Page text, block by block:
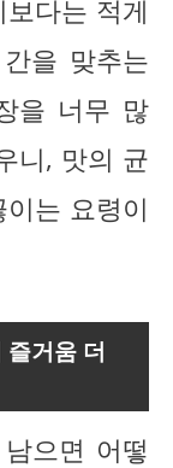
다는 적게
을 맞추는
을 너무 많
니, 맛의 균
는 요령이
거움 더
으면 어떻